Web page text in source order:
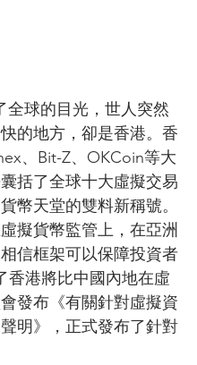
全球的目光，世人突然
的地方，卻是香港。香
、Bit-Z、OKCoin等大
括了全球十大虛擬交易
幣天堂的雙料新稱號。
擬貨幣監管上，在亞洲
信框架可以保障投資者
香港將比中國內地在虛
發布《有關針對虛擬資
明》，正式發布了針對